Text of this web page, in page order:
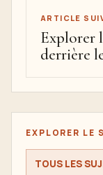
ARTICLE
Explorer
derrière
EXPLORER LE
TOUS LES